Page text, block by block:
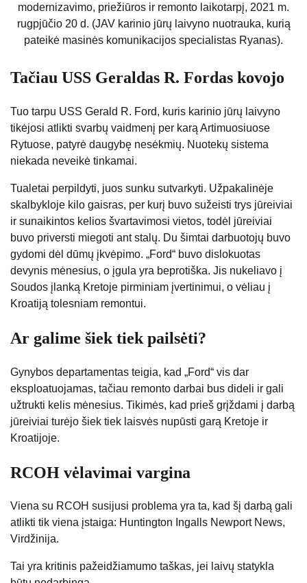
modernizavimo, priežiūros ir remonto laikotarpį, 2021 m.
rugpjūčio 20 d. (JAV karinio jūrų laivyno nuotrauka, kurią
pateikė masinės komunikacijos specialistas Ryanas).
Tačiau USS Geraldas R. Fordas kovojo
Tuo tarpu USS Gerald R. Ford, kuris karinio jūrų laivyno
tikėjosi atlikti svarbų vaidmenį per karą Artimuosiuose
Rytuose, patyrė daugybę nesėkmių. Nuotekų sistema
niekada neveikė tinkamai.
Tualetai perpildyti, juos sunku sutvarkyti. Užpakalinėje
skalbykloje kilo gaisras, per kurį buvo sužeisti trys jūreiviai
ir sunaikintos kelios švartavimosi vietos, todėl jūreiviai
buvo priversti miegoti ant stalų. Du šimtai darbuotojų buvo
gydomi dėl dūmų įkvėpimo. „Ford“ buvo dislokuotas
devynis mėnesius, o įgula yra beprotiška. Jis nukeliavo į
Soudos įlanką Kretoje pirminiam įvertinimui, o vėliau į
Kroatiją tolesniam remontui.
Ar galime šiek tiek pailsėti?
Gynybos departamentas teigia, kad „Ford“ vis dar
eksploatuojamas, tačiau remonto darbai bus dideli ir gali
užtrukti kelis mėnesius. Tikimės, kad prieš grįždami į darbą
jūreiviai turėjo šiek tiek laisvės nupūsti garą Kretoje ir
Kroatijoje.
RCOH vėlavimai vargina
Viena su RCOH susijusi problema yra ta, kad šį darbą gali
atlikti tik viena įstaiga: Huntington Ingalls Newport News,
Virdžinija.
Tai yra kritinis pažeidžiamumo taškas, jei laivų statykla